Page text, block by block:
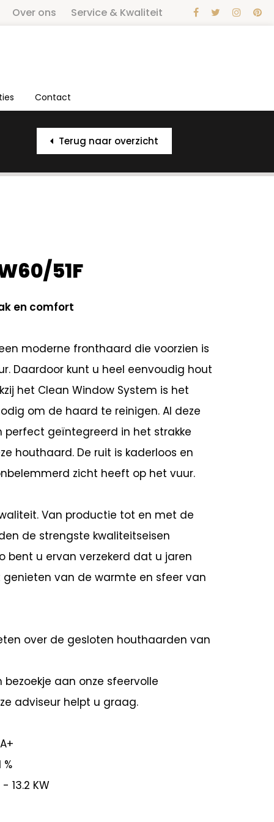
Over ons Service & Kwaliteit
Contact
Terug naar overzicht
51F
en comfort
een moderne fronthaard die voorzien is
Daardoor kunt u heel eenvoudig hout
het Clean Window System is het
om de haard te reinigen. Al deze
perfect geïntegreerd in het strakke
houthaard. De ruit is kaderloos en
zicht heeft op het vuur.
Van productie tot en met de
de strengste kwaliteitseisen
bent u ervan verzekerd dat u jaren
genieten van de warmte en sfeer van
over de gesloten houthaarden van
bezoekje aan onze sfeervolle
adviseur helpt u graag.
13.2 KW